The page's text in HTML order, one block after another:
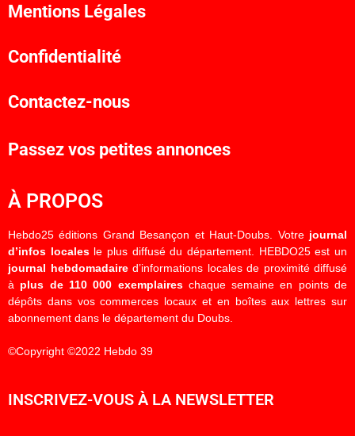
Mentions Légales
Confidentialité
Contactez-nous
Passez vos petites annonces
À PROPOS
Hebdo25 éditions Grand Besançon et Haut-Doubs. Votre journal
d’infos localesle plus diffusé du département. HEBDO25 est un
journal hebdomadaired’informations locales de proximité diffusé
à plus de 110 000 exemplaireschaque semaine en points de
dépôts dans vos commerces locaux et en boîtes aux lettres sur
abonnement dans le département du Doubs.
©Copyright ©2022 Hebdo 39
INSCRIVEZ-VOUS À LA NEWSLETTER